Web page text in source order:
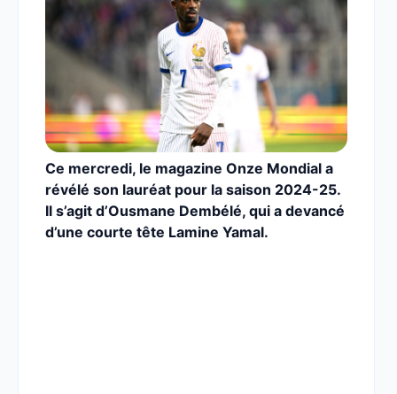
Ce mercredi, le magazine Onze Mondial a
révélé son lauréat pour la saison 2024-25.
Il s’agit d’Ousmane Dembélé, qui a devancé
d’une courte tête Lamine Yamal.